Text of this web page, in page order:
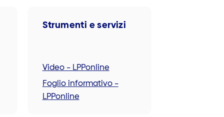
Strumenti e servizi
Video – LPPonline
Foglio informativo –
LPPonline